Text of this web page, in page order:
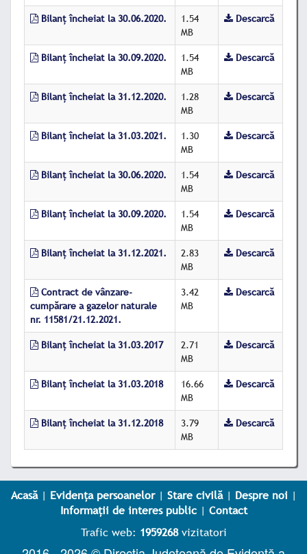
Bilanț încheiat la 30.06.2020.
1.54
MB
Descarcă
Bilanț încheiat la 30.09.2020.
1.54
MB
Descarcă
Bilanț încheiat la 31.12.2020.
1.28
MB
Descarcă
Bilanț încheiat la 31.03.2021.
1.30
MB
Descarcă
Bilanț încheiat la 30.06.2020.
1.54
MB
Descarcă
Bilanț încheiat la 30.09.2020.
1.54
MB
Descarcă
Bilanț încheiat la 31.12.2021.
2.83
MB
Descarcă
Contract de vânzare-
cumpărare a gazelor naturale
nr. 11581/21.12.2021.
3.42
MB
Descarcă
Bilanț încheiat la 31.03.2017
2.71
MB
Descarcă
Bilanț încheiat la 31.03.2018
16.66
MB
Descarcă
Bilanţ încheiat la 31.12.2018
3.79
MB
Descarcă
Acasă| Evidența persoanelor| Stare civilă| Despre noi|
Informații de interes public| Contact
Trafic web: 1959268vizitatori